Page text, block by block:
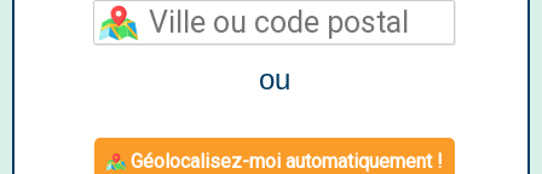
ou
Géolocalisez-moi automatiquement !